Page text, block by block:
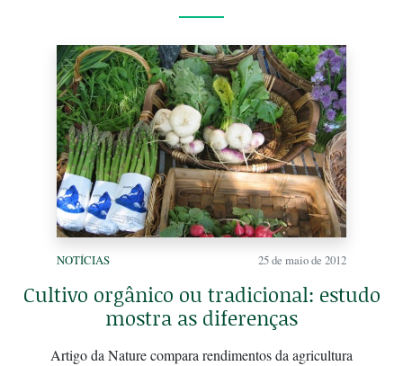
NOTÍCIAS 25 de maio de 2012
Cultivo orgânico ou tradicional: estudo
mostra as diferenças
Artigo da Nature compara rendimentos da agricultura